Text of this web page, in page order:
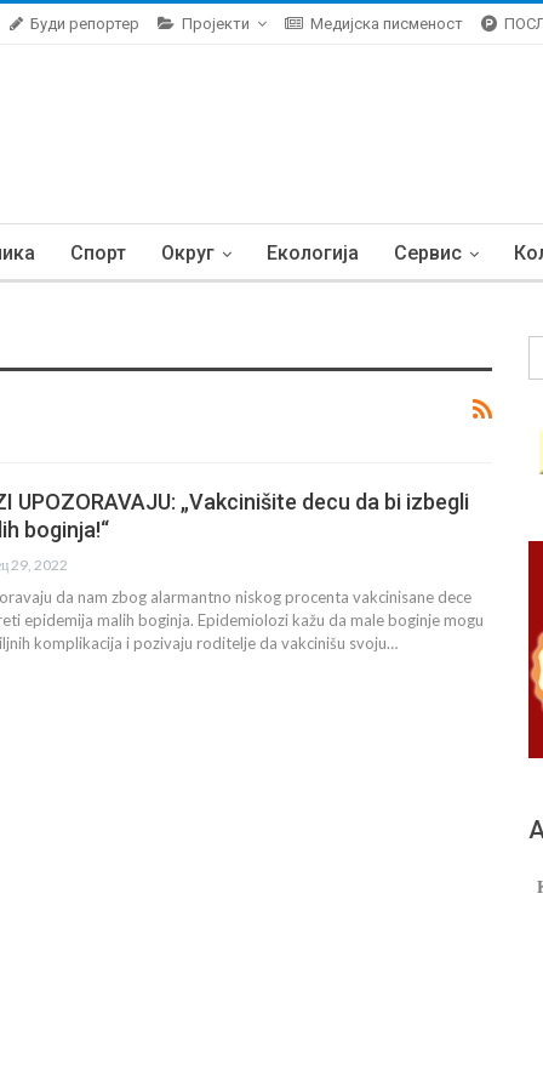
Буди репортер Пројекти Медијска писменост
Спорт Округ Екологија Сервис
UPOZORAVAJU: „Vakcinišite decu da bi izbegli
boginja!“
29, 2022
da nam zbog alarmantno niskog procenta vakcinisane dece
epidemija malih boginja. Epidemiolozi kažu da male boginje mogu
komplikacija i pozivaju roditelje da vakcinišu svoju…